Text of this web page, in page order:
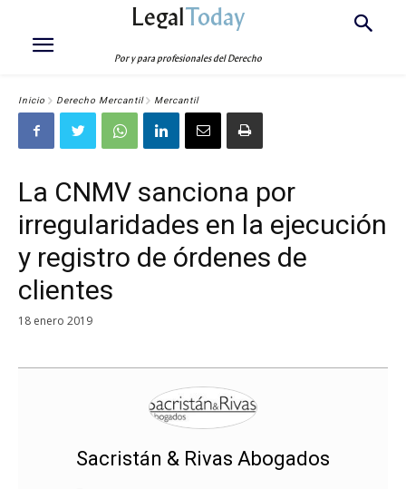
LegalToday
Por y para profesionales del Derecho
Inicio Derecho Mercantil Mercantil
La CNMV sanciona por
irregularidades en la ejecución
y registro de órdenes de
clientes
18 enero 2019
Sacristán & Rivas Abogados